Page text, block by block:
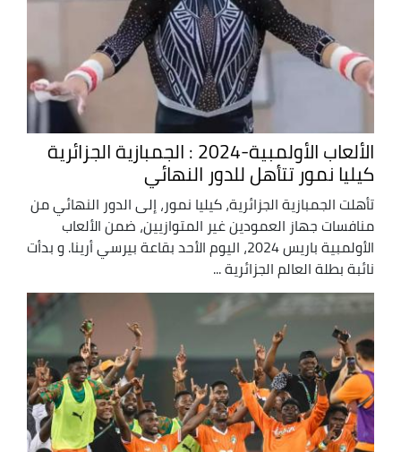
الألعاب الأولمبية-2024 : الجمبازية الجزائرية
كيليا نمور تتأهل للدور النهائي
تأهلت الجمبازية الجزائرية، كيليا نمور، إلى الدور النهائي من
منافسات جهاز العمودين غير المتوازيين، ضمن الألعاب
الأولمبية باريس 2024، اليوم الأحد بقاعة بيرسي أرينا. و بدأت
نائبة بطلة العالم الجزائرية ...